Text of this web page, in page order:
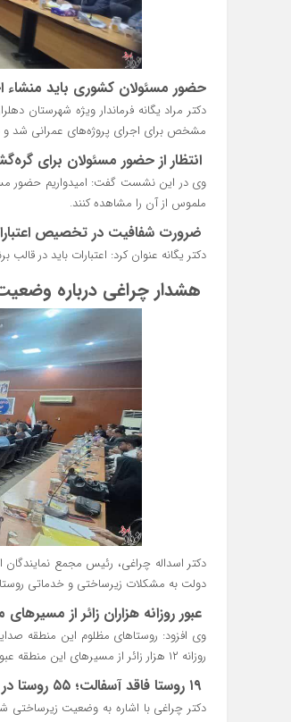
حضور مسئولان کشوری باید منشاء
دکتر مراد یگانه فرماندار ویژه
مشخص برای اجرای پروژه‌های عمرانی شد و
انتظار از حضور مسئولان برای
وی در این نشست گفت: امیدواریم حضور
ملموس از آن را مشاهده کنند.
ضرورت شفافیت در تخصیص
دکتر یگانه عنوان کرد: اعتبارات باید در
هشدار چراغی درباره
دکتر اسداله چراغی، رئیس مجمع
دولت به مشکلات زیرساختی و خدماتی
عبور روزانه هزاران زائر از
وی افزود: روستاهای مظلوم این منطقه
روزانه ۱۲ هزار زائر از مسیرهای این منطقه عبور می‌کنند، در حالی که مردم با گرمای شدید و مشکلات متعدد دست‌وپنجه نرم می‌کنند.